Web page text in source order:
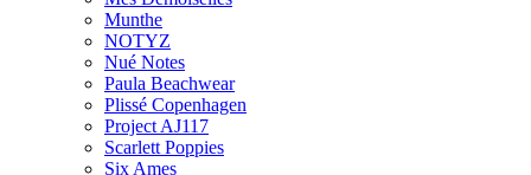
Munthe
NOTYZ
Nué Notes
Paula Beachwear
Plissé Copenhagen
Project AJ117
Scarlett Poppies
Six Ames